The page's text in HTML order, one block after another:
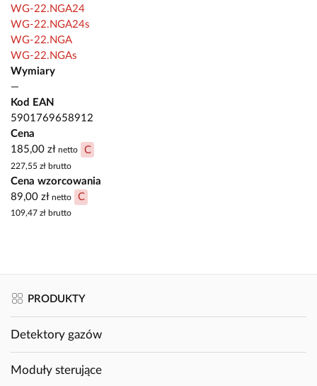
WG-22.NGA24
WG-22.NGA24s
WG-22.NGA
WG-22.NGAs
Wymiary
—
Kod EAN
5901769658912
Cena
185,00 zł netto C
227,55 zł brutto
Cena wzorcowania
89,00 zł netto C
109,47 zł brutto
PRODUKTY
Detektory gazów
Moduły sterujące